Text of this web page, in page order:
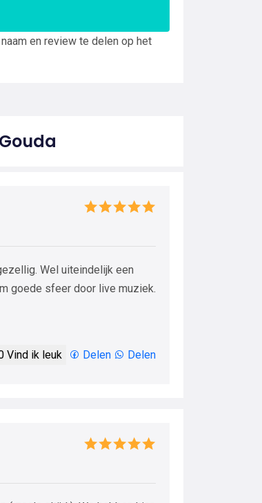
en review te delen op het
Wel uiteindelijk een
goede sfeer door live muziek.
Vind ik leuk Delen Delen